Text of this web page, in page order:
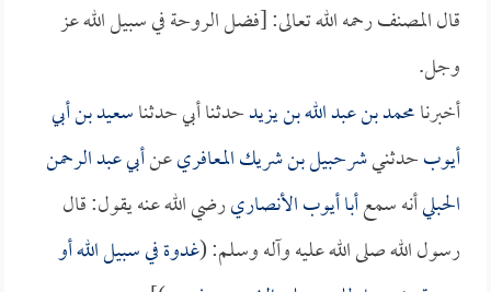
قال المصنف رحمه الله تعالى: [فضل الروحة في سبيل الله عز
وجل.
أخبرنامحمد بن عبد الله بن يزيدحدثنا أبي حدثناسعيد بن أبي
أيوبحدثنيشرحبيل بن شريك المعافريعنأبي عبد الرحمن
الحبليأنه سمعأبا أيوب الأنصاريرضي الله عنه يقول: قال
رسول الله صلى الله عليه وآله وسلم: (غدوة في سبيل الله أو